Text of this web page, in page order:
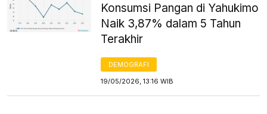
Konsumsi Pangan di Yahukimo
Naik 3,87% dalam 5 Tahun
Terakhir
DEMOGRAFI
19/05/2026, 13:16 WIB